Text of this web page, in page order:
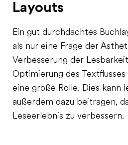
Layouts
Ein gut durchdachtes
als nur eine Frage der
Verbesserung der
Optimierung des
eine große Rolle. Dies kann
außerdem dazu beitragen,
Leseerlebnis zu verbessern.